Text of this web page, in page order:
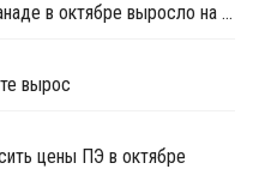
Производство ЛПНП в США и Канаде в октябре выросло на 7%
вырос
цены ПЭ в октябре